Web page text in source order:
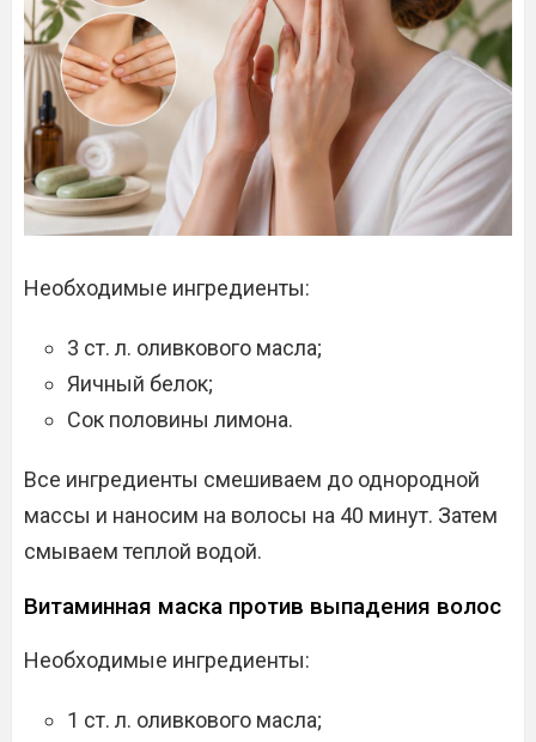
Необходимые ингредиенты:
3 ст. л. оливкового масла;
Яичный белок;
Сок половины лимона.
Все ингредиенты смешиваем до однородной
массы и наносим на волосы на 40 минут. Затем
смываем теплой водой.
Витаминная маска против выпадения волос
Необходимые ингредиенты:
1 ст. л. оливкового масла;